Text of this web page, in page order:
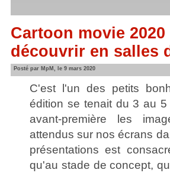
Cartoon movie
découvrir en salles
Posté par MpM, le 9 mars 2020
C'est l'un des petits
édition se tenait du 3 au
avant-première les
attendus sur nos écrans
présentations est
qu'au stade de concept,